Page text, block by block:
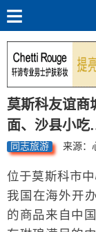
莫斯科友谊商
面、沙县小
同志旅游 来源：
位于莫斯科市中
我国在海外开
的商品来自中